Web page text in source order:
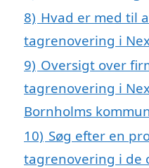
8) Hvad er med til
tagrenovering i
9) Oversigt over
tagrenovering i
Bornholms
10) Søg efter en
tagrenovering i de